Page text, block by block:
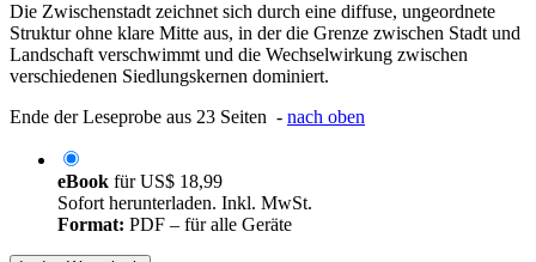
Die Zwischenstadt zeichnet sich durch eine diffuse, ungeordnete
Struktur ohne klare Mitte aus, in der die Grenze zwischen Stadt und
Landschaft verschwimmt und die Wechselwirkung zwischen
verschiedenen Siedlungskernen dominiert.
Ende der Leseprobe aus 23 Seiten - nach oben
eBook fürUS$ 18,99
Sofort herunterladen. Inkl. MwSt.
Format: PDF – für alle Geräte